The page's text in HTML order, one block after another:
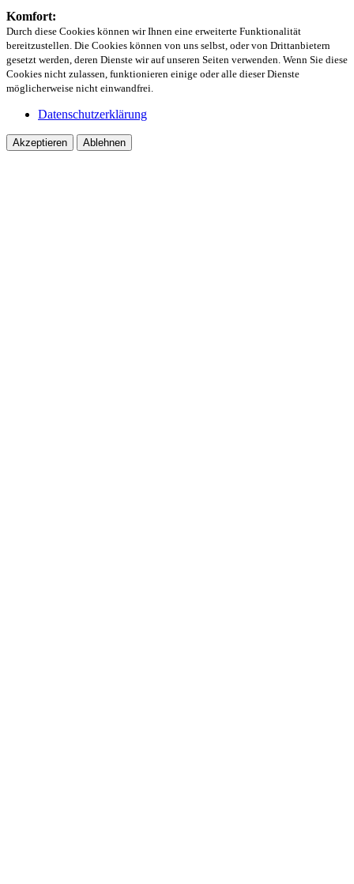
Komfort:
Durch diese Cookies können wir Ihnen eine erweiterte Funktionalität
bereitzustellen. Die Cookies können von uns selbst, oder von Drittanbietern
gesetzt werden, deren Dienste wir auf unseren Seiten verwenden. Wenn Sie diese
Cookies nicht zulassen, funktionieren einige oder alle dieser Dienste
möglicherweise nicht einwandfrei.
Datenschutzerklärung
Akzeptieren Ablehnen